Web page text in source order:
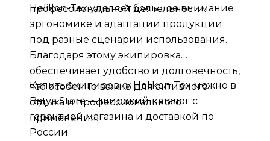
профессиональной деятельности.
Helikon-Tex уделяет большое внимание
эргономике и адаптации продукции
под разные сценарии использования.
Благодаря этому экипировка
обеспечивает удобство и долговечность,
что особенно важно для активного
отдыха и профессионального
применения.
Купить экипировку Helikon-Tex можно в
Batya Store — широкий каталог с
гарантией магазина и доставкой по
России